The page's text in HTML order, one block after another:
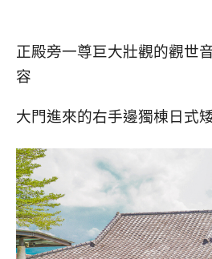
正殿旁一尊巨大壯觀的觀世
容
大門進來的右手邊獨棟日式